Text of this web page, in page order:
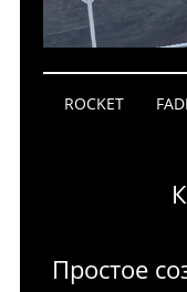
ROCKET
Простое